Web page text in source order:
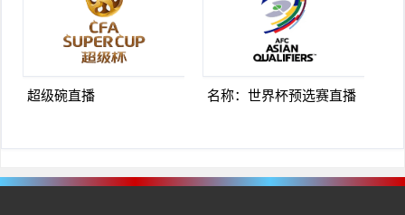
超级碗直播 名称：世界杯预选赛直播